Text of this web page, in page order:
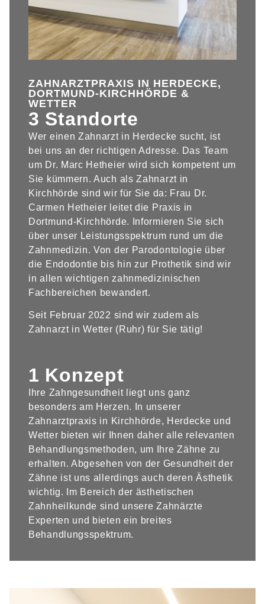
ZAHNARZTPRAXIS IN HERDECKE,
DORTMUND-KIRCHHÖRDE &
WETTER
3 Standorte
Wer einen Zahnarzt in Herdecke sucht, ist
bei uns an der richtigen Adresse. Das Team
um Dr. Marc Hetheier wird sich kompetent um
Sie kümmern. Auch als Zahnarzt in
Kirchhörde sind wir für Sie da: Frau Dr.
Carmen Hetheier leitet die Praxis in
Dortmund-Kirchhörde. Informieren Sie sich
über unser Leistungsspektrum rund um die
Zahnmedizin. Von der Parodontologie über
die Endodontie bis hin zur Prothetik sind wir
in allen wichtigen zahnmedizinischen
Fachbereichen bewandert.
Seit Februar 2022 sind wir zudem als
Zahnarzt in Wetter (Ruhr) für Sie tätig!
1 Konzept
Ihre Zahngesundheit liegt uns ganz
besonders am Herzen. In unserer
Zahnarztpraxis in Kirchhörde, Herdecke und
Wetter bieten wir Ihnen daher alle relevanten
Behandlungsmethoden, um Ihre Zähne zu
erhalten. Abgesehen von der Gesundheit der
Zähne ist uns allerdings auch deren Ästhetik
wichtig. Im Bereich der ästhetischen
Zahnheilkunde sind unsere Zahnärzte
Experten und bieten ein breites
Behandlungsspektrum.